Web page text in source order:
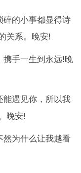
碎的小事都显得诗
关系。晚安!
携手一生到永远!晚
能遇见你，所以我
晚安!
然为什么让我越看